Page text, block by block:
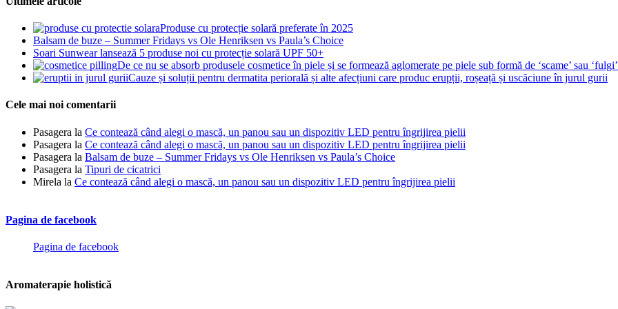
Produse cu protecție solară preferate în 2025
Balsam de buze – Summer Fridays vs Ole Henriksen vs Paula’s Choice
Soari Sunwear lansează 5 produse noi cu protecție solară UPF 50+
De ce nu se absorb produsele cosmetice în piele și se formează aglomerate pe piele sub formă de ‘scame’ sau
Cauze și soluții pentru dermatita periorală și alte afecțiuni care produc erupții, roșeață și uscăciune în jurul gurii
Cele mai noi comentarii
Pasagera la Ce contează când alegi o mască, un panou sau un dispozitiv LED pentru îngrijirea pielii
Pasagera la Ce contează când alegi o mască, un panou sau un dispozitiv LED pentru îngrijirea pielii
Pasagera la Balsam de buze – Summer Fridays vs Ole Henriksen vs Paula’s Choice
Pasagera la Tipuri de cicatrici
Mirela la Ce contează când alegi o mască, un panou sau un dispozitiv LED pentru îngrijirea pielii
Pagina de facebook
Pagina de facebook
Aromaterapie holistică